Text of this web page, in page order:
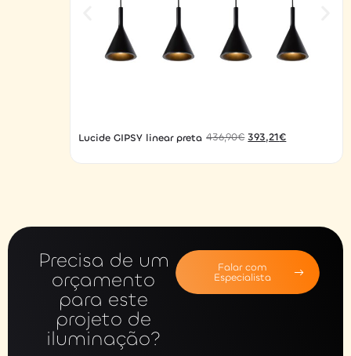
Lucide GIPSY linear preta 436,90€ 393,21€
Precisa de um
orçamento
para este
projeto de
iluminação?
Falar com
Especialista